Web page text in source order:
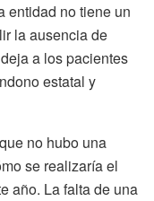
entidad no tiene un
la ausencia de
a los pacientes
estatal y
no hubo una
se realizaría el
año. La falta de una